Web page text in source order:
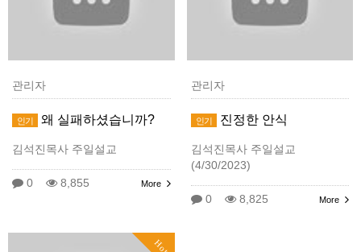
관리자
인기 왜 실패하셨습니까?
김석진목사 주일설교
0 8,855 More
관리자
인기 진정한 안식
김석진목사 주일설교
(4/30/2023)
0 8,825 More
Hot